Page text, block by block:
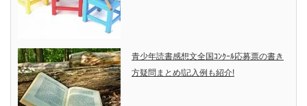
青少年読書感想文全国ｺﾝｸｰﾙ応募票の書き
方疑問まとめ!記入例も紹介!